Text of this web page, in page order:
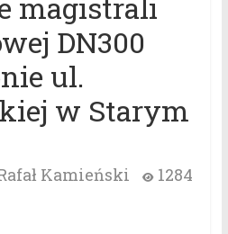
DN300
ul.
w Starym
Kamieński
1284